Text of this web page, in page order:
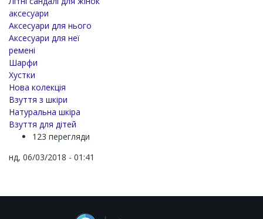
аксесуари
Аксесуари для нього
Аксесуари для неї
ремені
Шарфи
Хустки
Нова колекція
Взуття з шкіри
Натуральна шкіра
Взуття для дітей
123 перегляди
нд, 06/03/2018 - 01:41